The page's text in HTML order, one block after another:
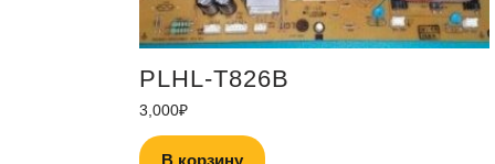
PLHL-T826B
3,000₽